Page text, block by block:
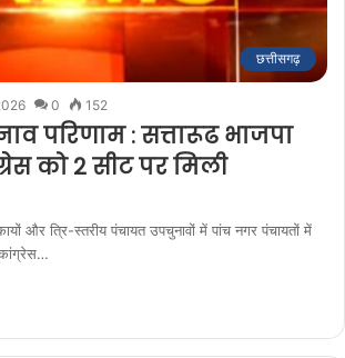
छत्तीसगढ़
0 152
परिणाम : सत्तारूढ भाजपा
को 2 सीट पर मिली
और त्रि-स्तरीय पंचायत उपचुनावों में पांच नगर पंचायतों में